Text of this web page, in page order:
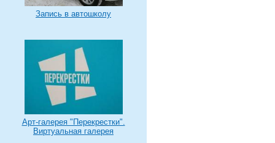
Запись в автошколу
Арт-галерея "Перекрестки".
Виртуальная галерея